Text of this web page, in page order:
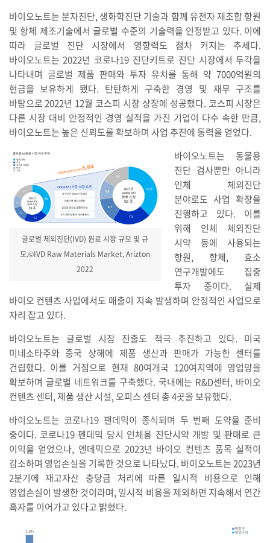
바이오노트는 분자진단, 생화학진단 기술과 함께 유전자 재조합 항원
및 항체 제조기술에서 글로벌 수준의 기술력을 인정받고 있다. 이에
따라 글로벌 진단 시장에서 영향력도 점차 커지는 추세다.
바이오노트는 2022년 코로나19 진단키트로 진단 시장에서 두각을
나타내며 글로벌 제품 판매와 투자 유치를 통해 약 7000억원의
현금을 보유하게 됐다. 탄탄하게 구축한 경영 및 재무 구조를
바탕으로 2022년 12월 코스피 시장 상장에 성공했다. 코스피 시장은
다른 시장 대비 안정적인 경영 실적을 가진 기업이 다수 속한 만큼,
바이오노트는 높은 신뢰도를 확보하며 사업 추진에 동력을 얻었다.
글로벌 체외진단(IVD) 원료 시장 규모 및 규
모.©IVD Raw Materials Market, Arizton
2022
바이오노트는 동물용
진단 검사뿐만 아니라
인체 체외진단
분야로도 사업 확장을
진행하고 있다. 이를
위해 인체 체외진단
시약 등에 사용되는
항원, 항체, 효소
연구개발에도 집중
투자 중이다. 실제
바이오 컨텐츠 사업에서도 매출이 지속 발생하며 안정적인 사업으로
자리 잡고 있다.
바이오노트는 글로벌 시장 진출도 적극 추진하고 있다. 미국
미네소타주와 중국 상해에 제품 생산과 판매가 가능한 센터를
건립했다. 이를 거점으로 현재 80여개국 120여지역에 영업망을
확보하며 글로벌 네트워크를 구축했다. 국내에는 R&D센터, 바이오
컨텐츠 센터, 제품 생산 시설, 오피스 센터 총 4곳을 보유했다.
바이오노트는 코로나19 팬데믹이 종식되며 두 번째 도약을 준비
중이다. 코로나19 펜데믹 당시 인체용 진단시약 개발 및 판매로 큰
이익을 얻었으나, 엔데믹으로 2023년 바이오 컨텐츠 품목 실적이
감소하며 영업손실을 기록한 것으로 나타났다. 바이오노트는 2023년
2분기에 재고자산 충당금 처리에 따른 일시적 비용으로 인해
영업손실이 발생한 것이라며, 일시적 비용을 제외하면 지속해서 연간
흑자를 이어가고 있다고 밝혔다.